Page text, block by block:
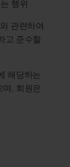
행위
관련하여
고 준수할
해당하는
며, 회원은